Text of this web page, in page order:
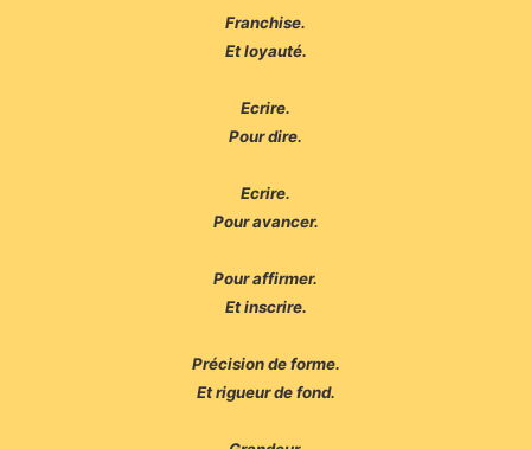
Franchise.
Et loyauté.
Ecrire.
Pour dire.
Ecrire.
Pour avancer.
Pour affirmer.
Et inscrire.
Précision de forme.
Et rigueur de fond.